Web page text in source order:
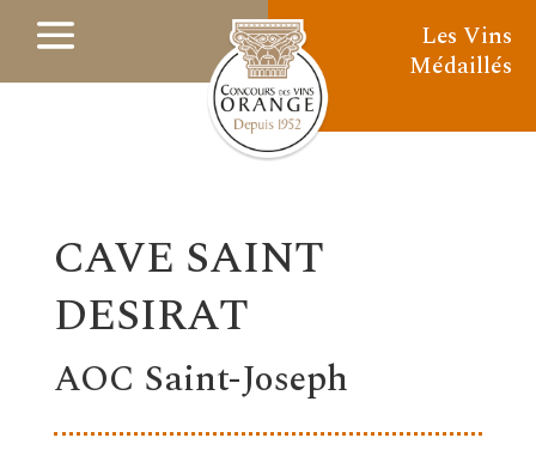
Les Vins
Médaillés
CAVE SAINT
DESIRAT
AOC Saint-Joseph